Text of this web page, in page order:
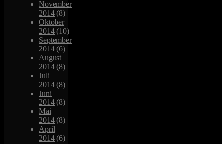
November
2014 (8)
Oktober
2014 (10)
September
2014 (6)
August
2014 (8)
Juli
2014 (8)
Juni
2014 (8)
Mai
2014 (8)
April
2014 (6)